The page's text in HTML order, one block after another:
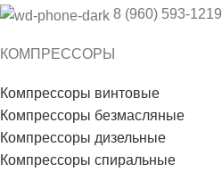
8 (960) 593-1219
КОМПРЕССОРЫ
Компрессоры винтовые
Компрессоры безмасляные
Компрессоры дизельные
Компрессоры спиральные